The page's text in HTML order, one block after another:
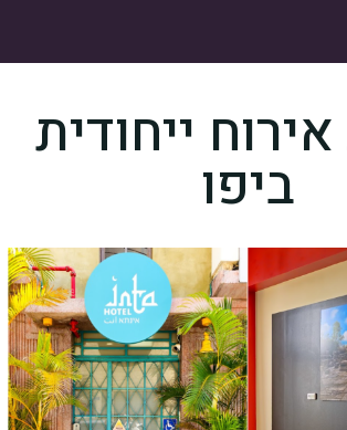
אירוח ייחודית
ביפו